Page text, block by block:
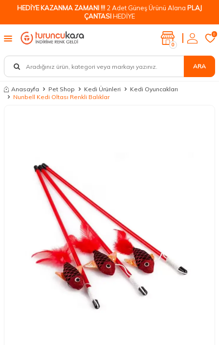
HEDİYE KAZANMA ZAMANI !!! 2 Adet Güneş Ürünü Alana PLAJ
ÇANTASIHEDİYE
ARA
0
0
Anasayfa Pet Shop Kedi Ürünleri
Kedi Oyuncakları
Nunbell Kedi Oltası Renkli Balıklar